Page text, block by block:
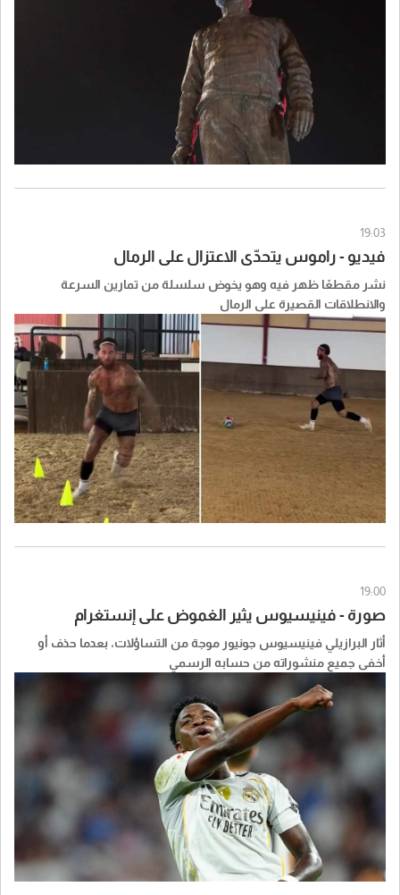
19:03
فيديو - راموس يتحدّى الاعتزال على الرمال
نشر مقطعًا ظهر فيه وهو يخوض سلسلة من تمارين السرعة
والانطلاقات القصيرة على الرمال
19:00
صورة - فينيسيوس يثير الغموض على إنستغرام
أثار البرازيلي فينيسيوس جونيور موجة من التساؤلات، بعدما حذف أو
أخفى جميع منشوراته من حسابه الرسمي